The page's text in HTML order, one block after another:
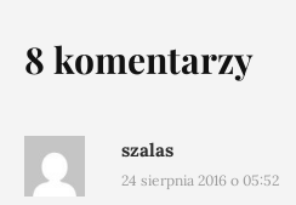
8 komentarzy
szalas
24 sierpnia 2016 o 05:52